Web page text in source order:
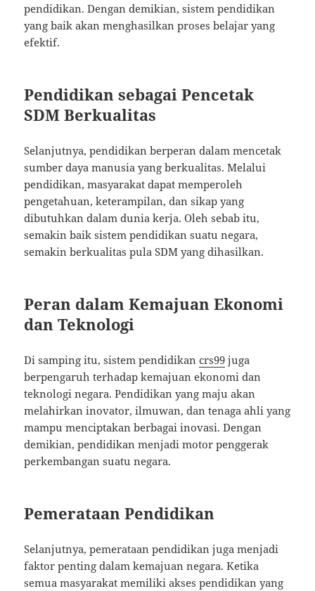
pendidikan. Dengan demikian, sistem pendidikan
yang baik akan menghasilkan proses belajar yang
efektif.
Pendidikan sebagai Pencetak
SDM Berkualitas
Selanjutnya, pendidikan berperan dalam mencetak
sumber daya manusia yang berkualitas. Melalui
pendidikan, masyarakat dapat memperoleh
pengetahuan, keterampilan, dan sikap yang
dibutuhkan dalam dunia kerja. Oleh sebab itu,
semakin baik sistem pendidikan suatu negara,
semakin berkualitas pula SDM yang dihasilkan.
Peran dalam Kemajuan Ekonomi
dan Teknologi
Di samping itu, sistem pendidikancrs99 juga
berpengaruh terhadap kemajuan ekonomi dan
teknologi negara. Pendidikan yang maju akan
melahirkan inovator, ilmuwan, dan tenaga ahli yang
mampu menciptakan berbagai inovasi. Dengan
demikian, pendidikan menjadi motor penggerak
perkembangan suatu negara.
Pemerataan Pendidikan
Selanjutnya, pemerataan pendidikan juga menjadi
faktor penting dalam kemajuan negara. Ketika
semua masyarakat memiliki akses pendidikan yang